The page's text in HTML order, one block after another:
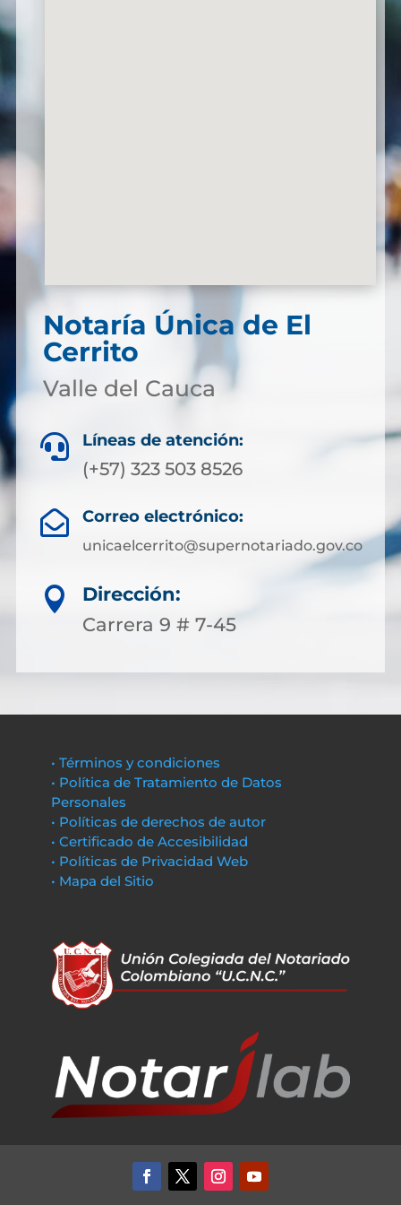
Notaría Única de El
Cerrito
Valle del Cauca
 Líneas de atención:
(+57) 323 503 8526
 Correo electrónico:
unicaelcerrito@supernotariado.gov.co

Dirección:
Carrera 9 # 7-45
• Términos y condiciones
• Política de Tratamiento de Datos
Personales
• Políticas de derechos de autor
• Certificado de Accesibilidad
• Políticas de Privacidad Web
• Mapa del Sitio